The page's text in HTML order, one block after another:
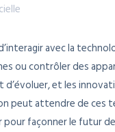
avec la
ou contrôler des
et les
peut attendre de ces
façonner le futur